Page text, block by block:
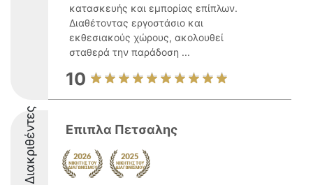
κατασκευής και εμπορίας επίπλων.
Διαθέτοντας εργοστάσιο και
εκθεσιακούς χώρους, ακολουθεί
σταθερά την παράδοση ...
10
Διακριθέντες Επιπλα Πετσαλης